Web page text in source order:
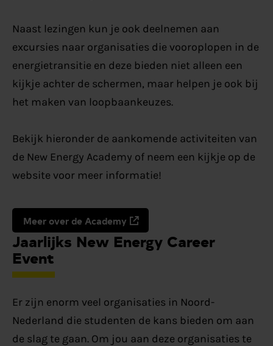
Naast lezingen kun je ook deelnemen aan
excursies naar organisaties die vooroplopen in de
energietransitie en deze bieden niet alleen een
kijkje achter de schermen, maar helpen je ook bij
het maken van loopbaankeuzes.
Bekijk hieronder de aankomende activiteiten van
de New Energy Academy of neem een kijkje op de
website voor meer informatie!
Meer over de Academy
Jaarlijks New Energy Career
Event
Er zijn enorm veel organisaties in Noord-
Nederland die studenten de kans bieden om aan
de slag te gaan. Om jou aan deze organisaties te